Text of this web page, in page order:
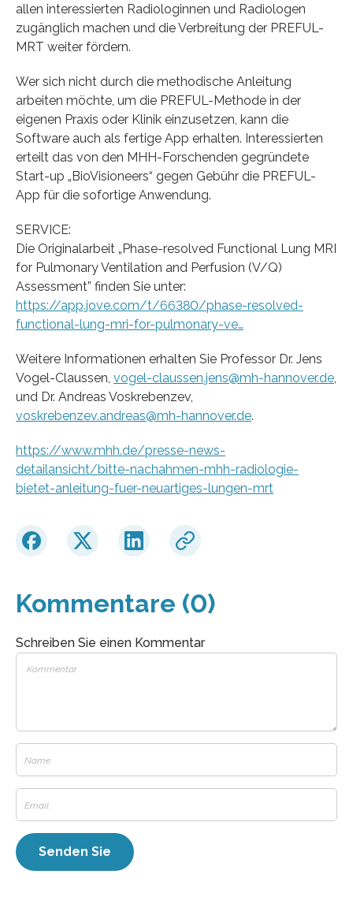
allen interessierten Radiologinnen und Radiologen
zugänglich machen und die Verbreitung der PREFUL-
MRT weiter fördern.
Wer sich nicht durch die methodische Anleitung
arbeiten möchte, um die PREFUL-Methode in der
eigenen Praxis oder Klinik einzusetzen, kann die
Software auch als fertige App erhalten. Interessierten
erteilt das von den MHH-Forschenden gegründete
Start-up „BioVisioneers“ gegen Gebühr die PREFUL-
App für die sofortige Anwendung.
SERVICE:
Die Originalarbeit „Phase-resolved Functional Lung MRI
for Pulmonary Ventilation and Perfusion (V/Q)
Assessment” finden Sie unter:
https://app.jove.com/t/66380/phase-resolved-
functional-lung-mri-for-pulmonary-ve…
Weitere Informationen erhalten Sie Professor Dr. Jens
Vogel-Claussen, vogel-claussen.jens@mh-hannover.de
und Dr. Andreas Voskrebenzev,
voskrebenzev.andreas@mh-hannover.de.
https://www.mhh.de/presse-news-
detailansicht/bitte-nachahmen-mhh-radiologie-
bietet-anleitung-fuer-neuartiges-lungen-mrt
Kommentare (0)
Schreiben Sie einen Kommentar